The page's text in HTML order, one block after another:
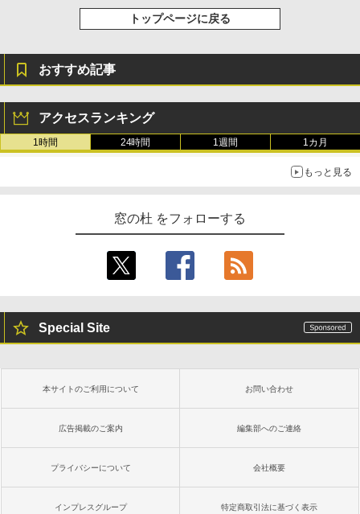
トップページに戻る
おすすめ記事
アクセスランキング
1時間 24時間 1週間 1カ月
もっと見る
窓の杜 をフォローする
Special Site
本サイトのご利用について お問い合わせ
広告掲載のご案内 編集部へのご連絡
プライバシーについて 会社概要
インプレスグループ 特定商取引法に基づく表示